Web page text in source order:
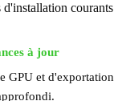
à jour
GPU et